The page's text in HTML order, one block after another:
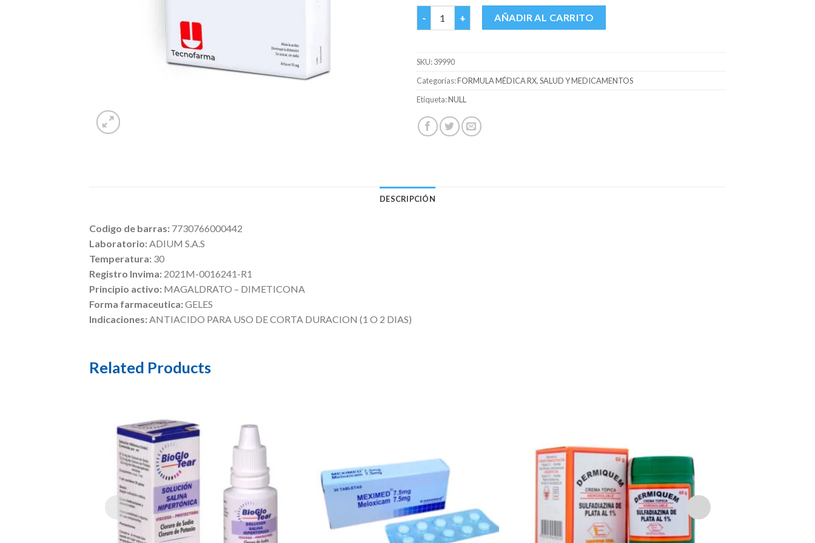
RIOPAN GEL CAJA X 20 S/S cantidad
AÑADIR AL CARRITO
SKU:39990
Categorías:FORMULA MÉDICA RX,SALUD Y MEDICAMENTOS
Etiqueta:NULL
DESCRIPCIÓN
Codigo de barras: 7730766000442
Laboratorio:ADIUM S.A.S
Temperatura: 30
Registro Invima: 2021M-0016241-R1
Principio activo: MAGALDRATO – DIMETICONA
Forma farmaceutica:GELES
Indicaciones:ANTIACIDO PARA USO DE CORTA DURACION (1 O 2 DIAS)
Related Products